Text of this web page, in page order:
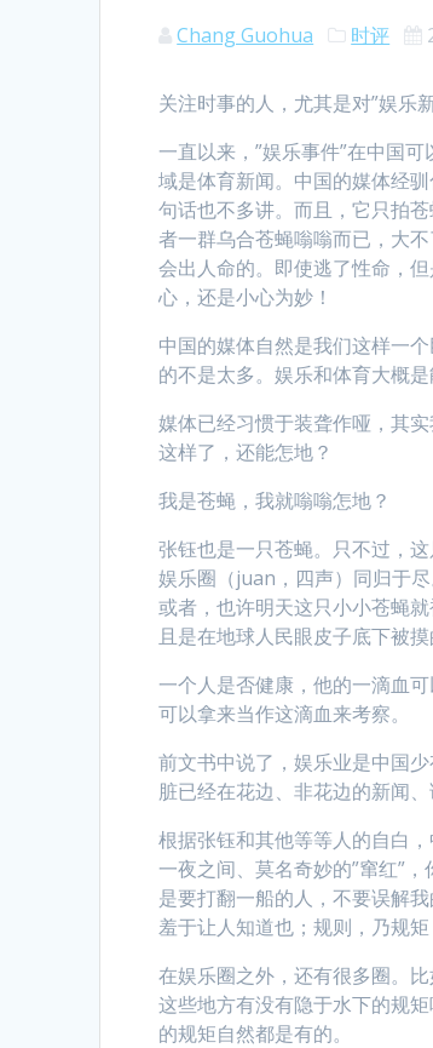
Chang Guohua 时评
关注时事的人，尤其是对”娱乐
一直以来，”娱乐事件”在中国
域是体育新闻。中国的媒体经
句话也不多讲。而且，它只拍
者一群乌合苍蝇嗡嗡而已，大
会出人命的。即使逃了性命，
心，还是小心为妙！
中国的媒体自然是我们这样一
的不是太多。娱乐和体育大概
媒体已经习惯于装聋作哑，其
这样了，还能怎地？
我是苍蝇，我就嗡嗡怎地？
张钰也是一只苍蝇。只不过，
娱乐圈（juan，四声）同归于
或者，也许明天这只小小苍蝇
且是在地球人民眼皮子底下被
一个人是否健康，他的一滴血
可以拿来当作这滴血来考察。
前文书中说了，娱乐业是中国
脏已经在花边、非花边的新闻、
根据张钰和其他等等人的自白
一夜之间、莫名奇妙的”窜红”
是要打翻一船的人，不要误解
羞于让人知道也；规则，乃规
在娱乐圈之外，还有很多圈。
这些地方有没有隐于水下的规
的规矩自然都是有的。